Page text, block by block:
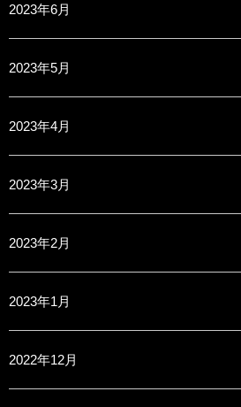
2023年6月
2023年5月
2023年4月
2023年3月
2023年2月
2023年1月
2022年12月